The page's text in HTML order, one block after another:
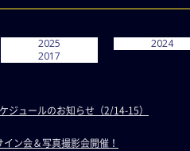
2025 2024
2017
ジュールのお知らせ（2/14-15）
ン会＆写真撮影会開催！